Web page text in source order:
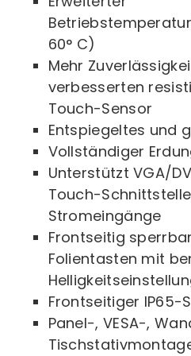
60° C)
Mehr
verbesserten
Touch-Sensor
Entspiegeltes und
Vollständiger
Unterstützt VGA/
Touch-
Stromeingänge
Frontseitig
Folientasten mit
Frontseitiger IP65-
Panel-, VESA-,